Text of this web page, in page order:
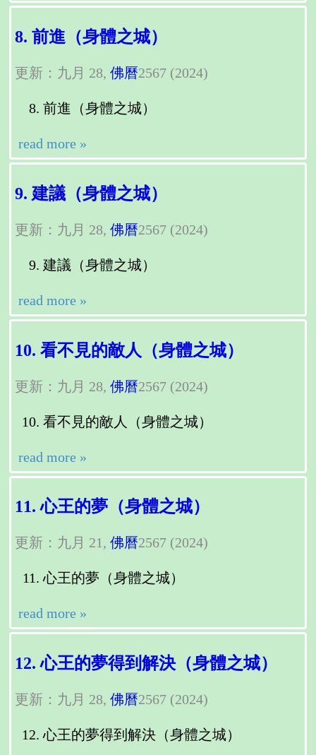
8. 前進（身體之城）
更新：九月 28, 佛曆2567 (2024)
前進（身體之城）
read more »
9. 建議（身體之城）
更新：九月 28, 佛曆2567 (2024)
建議（身體之城）
read more »
10. 看不見的敵人（身體之城）
更新：九月 28, 佛曆2567 (2024)
看不見的敵人（身體之城）
read more »
11. 心王的夢（身體之城）
更新：九月 21, 佛曆2567 (2024)
心王的夢（身體之城）
read more »
12. 心王的夢得到解決（身體之城）
更新：九月 28, 佛曆2567 (2024)
心王的夢得到解決（身體之城）